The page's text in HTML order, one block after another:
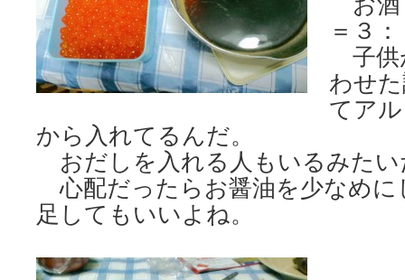
＝３
子供
わせ
てア
から入れてるんだ。
おだしを入れる人もいるみたい
心配だったらお醤油を少なめに
足してもいいよね。